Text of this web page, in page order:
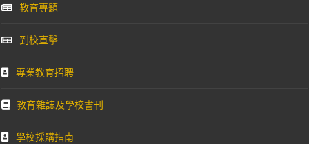
教育專題
到校直擊
專業教育招聘
教育雜誌及學校書刊
學校採購指南